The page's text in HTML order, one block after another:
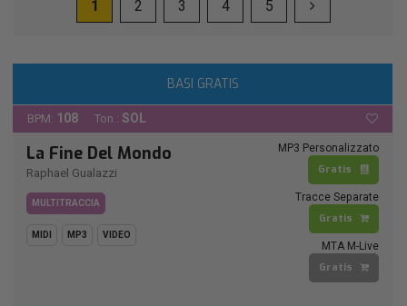
1 2 3 4 5
BASI GRATIS
BPM: 108 Ton.: SOL
La Fine Del Mondo
Raphael Gualazzi
MULTITRACCIA
MIDI MP3 VIDEO
MP3 Personalizzato
Gratis
Tracce Separate
Gratis
MTA M-Live
Gratis